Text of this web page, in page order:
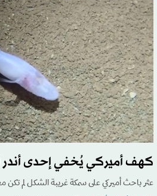
كهف أميركي يُخفي إحدى أندر
عثر باحث أميركي على سمكة غريبة الشكل لم